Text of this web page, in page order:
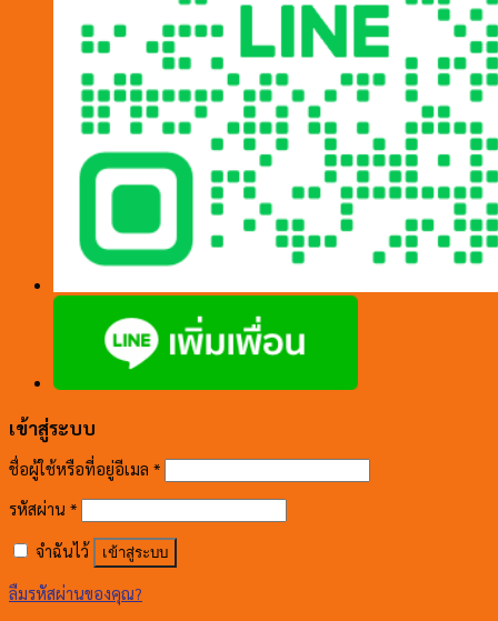
เข้าสู่ระบบ
ชื่อผู้ใช้หรือที่อยู่อีเมล *
รหัสผ่าน *
จำฉันไว้ เข้าสู่ระบบ
ลืมรหัสผ่านของคุณ?